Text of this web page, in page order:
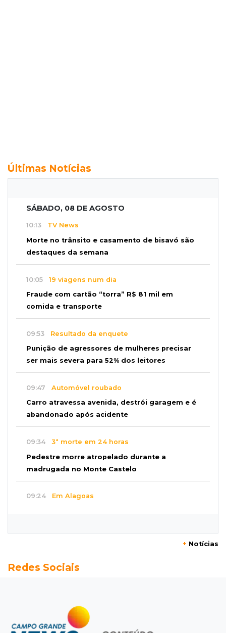
Últimas Notícias
SÁBADO, 08 DE AGOSTO
10:13 TV News
Morte no trânsito e casamento de bisavó são
destaques da semana
10:05 19 viagens num dia
Fraude com cartão “torra” R$ 81 mil em
comida e transporte
09:53 Resultado da enquete
Punição de agressores de mulheres precisar
ser mais severa para 52% dos leitores
09:47 Automóvel roubado
Carro atravessa avenida, destrói garagem e é
abandonado após acidente
09:34 3ª morte em 24 horas
Pedestre morre atropelado durante a
madrugada no Monte Castelo
09:24 Em Alagoas
Idoso em bicicleta é atropelado por
Comércio na fronteira
Ponta Porã inicia regularização de boxes
comerciais na linha internacional
+ Notícias
Redes Sociais